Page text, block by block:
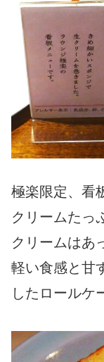
極楽限定、看
クリームたっ
クリームはあ
軽い食感と甘
したロールケ